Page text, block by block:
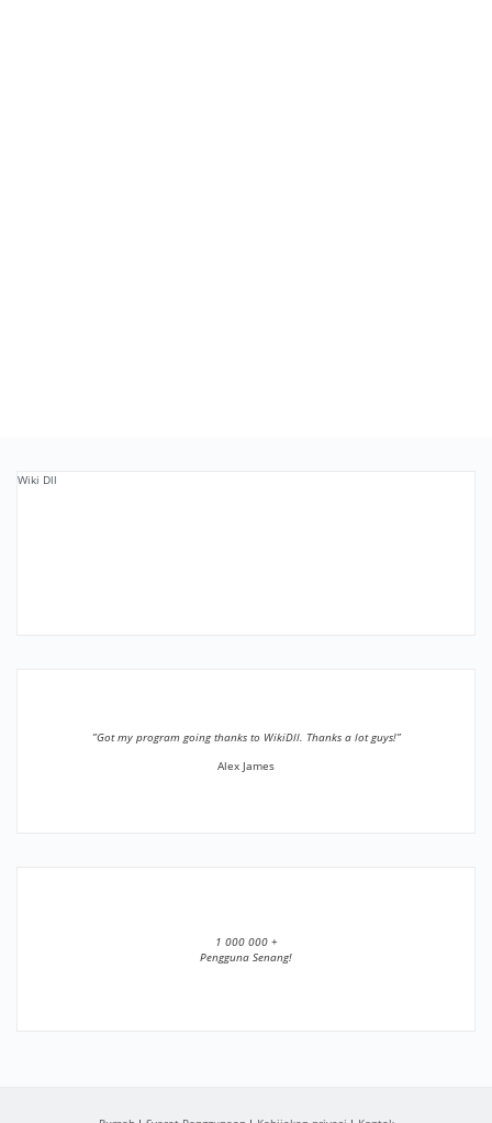
Wiki Dll
”Got my program going thanks to WikiDll. Thanks a lot guys!”
Alex James
1 000 000 +
Pengguna Senang!